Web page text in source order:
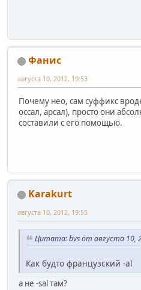
Фанис
августа 10, 2012, 19:53
Почему нео, сам суффикс
оссал, арсал), просто они
составили с его помощью.
Karakurt
августа 10, 2012, 19:55
Цитата: bvs от августа 10,
Как будто французский -al
а не -sal там?